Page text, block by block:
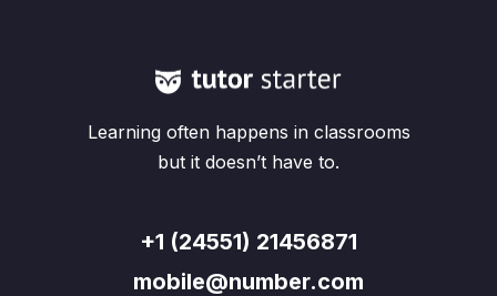
Learning often happens in classrooms
but it doesn’t have to.
+1 (24551) 21456871
mobile@number.com